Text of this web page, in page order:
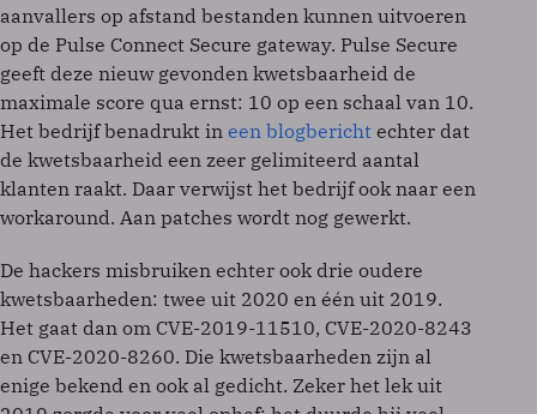
aanvallers op afstand bestanden kunnen uitvoeren
op de Pulse Connect Secure gateway. Pulse Secure
geeft deze nieuw gevonden kwetsbaarheid de
maximale score qua ernst: 10 op een schaal van 10.
Het bedrijf benadrukt in een blogbericht echter dat
de kwetsbaarheid een zeer gelimiteerd aantal
klanten raakt. Daar verwijst het bedrijf ook naar een
workaround. Aan patches wordt nog gewerkt.
De hackers misbruiken echter ook drie oudere
kwetsbaarheden: twee uit 2020 en één uit 2019.
Het gaat dan om CVE-2019-11510, CVE-2020-8243
en CVE-2020-8260. Die kwetsbaarheden zijn al
enige bekend en ook al gedicht. Zeker het lek uit